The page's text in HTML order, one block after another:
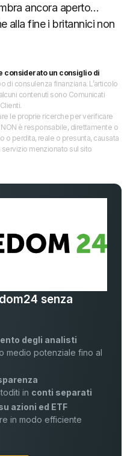
ancora aperto…
alla fine i britannici non
considerato un consiglio di
di consulenza finanziaria. L’articolo
contenuti sono Comunicati
le proprie ricerche per verificare
è responsabile, direttamente o
o perdita, reale o presunta, causata
menzionato sul sito
senza
degli analisti
medio potenziale fino al
in conti separati
azioni ed ETF
in modo efficiente